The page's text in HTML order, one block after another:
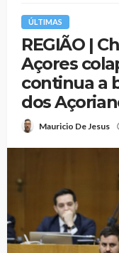
ÚLTIMAS
REGIÃO |
Açores
continua a
dos
Mauricio De Jesus